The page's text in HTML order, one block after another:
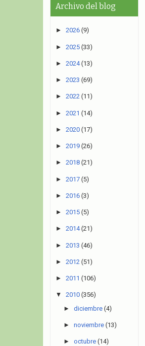
Archivo del blog
► 2026 (9)
► 2025 (33)
► 2024 (13)
► 2023 (69)
► 2022 (11)
► 2021 (14)
► 2020 (17)
► 2019 (26)
► 2018 (21)
► 2017 (5)
► 2016 (3)
► 2015 (5)
► 2014 (21)
► 2013 (46)
► 2012 (51)
► 2011 (106)
▼ 2010 (356)
► diciembre (4)
► noviembre (13)
► octubre (14)